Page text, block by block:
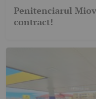
Penitenciarul
contract!